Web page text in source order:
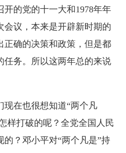
的党的十一大和1978年年
会议，本来是开辟新时期的
正确的决策和政策，但是都
任务。所以这两年总的来说
在也很想知道“两个凡
样打破的呢？全党全国人民
的？邓小平对“两个凡是”持